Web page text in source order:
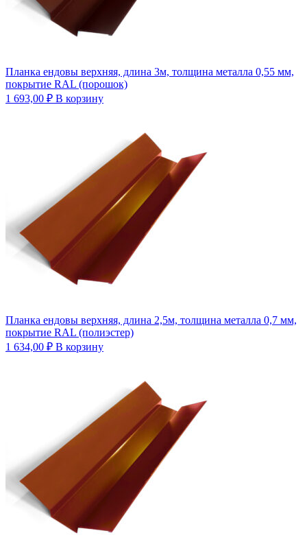
Планка ендовы верхняя, длина 3м, толщина металла 0,55 мм,
покрытие RAL (порошок)
1 693,00 ₽ В корзину
Планка ендовы верхняя, длина 2,5м, толщина металла 0,7 мм,
покрытие RAL (полиэстер)
1 634,00 ₽ В корзину